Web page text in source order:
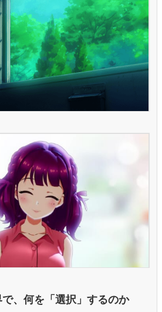
、何を「選択」するのか